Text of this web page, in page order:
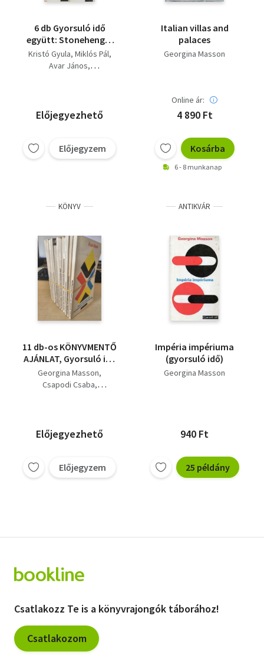
6 db Gyorsuló idő
együtt: Stonehenge-
től a modern
kozmológiáig, Impéria
Kissinger-korszak, A
Zen és a művészet,
kortörténet a Képes
Krónikában.
Kristó Gyula Miklós Pál
Avar János
Előjegyezhető
Előjegyzem
Italian villas and
palaces
Georgina Masson
Online ár:
4 890 Ft
Kosárba
6 - 8 munkanap
KÖNYV
11 db-os KÖNYVMENTŐ
AJÁNLAT, Gyorsuló idő
sor.: Impéria
impériuma+ Az
középkorban+
Emberek és struktúrák
aranymetszés
legendája+ A
Georgina Masson
Csapodi Csaba
Szigethy Gábor
Fercsik János
Erwin Panofsky
Előjegyezhető
Előjegyzem
ANTIKVÁR
Impéria impériuma
(gyorsuló idő)
Georgina Masson
940 Ft
25 példány
Csatlakozz Te is a könyvrajongók táborához!
Csatlakozom